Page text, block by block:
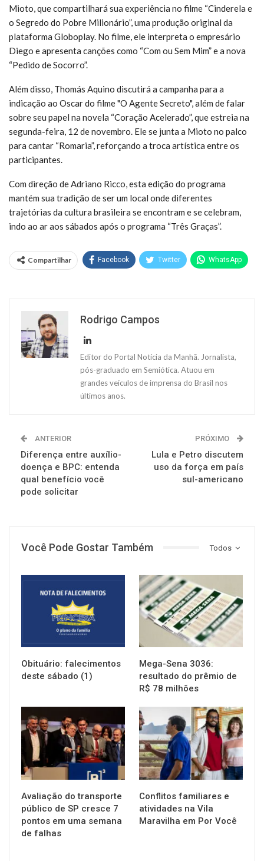
Mioto, que compartilhará sua experiência no filme “Cinderela e
o Segredo do Pobre Milionário”, uma produção original da
plataforma Globoplay. No filme, ele interpreta o empresário
Diego e apresenta canções como “Com ou Sem Mim” e a nova
“Pedido de Socorro”.
Além disso, Thomás Aquino discutirá a campanha para a
indicação ao Oscar do filme "O Agente Secreto", além de falar
sobre seu papel na novela “Coração Acelerado”, que estreia na
segunda-feira, 12 de novembro. Ele se junta a Mioto no palco
para cantar “Romaria”, reforçando a troca artística entre os
participantes.
Com direção de Adriano Ricco, esta edição do programa
mantém sua tradição de ser um local onde diferentes
trajetórias da cultura brasileira se encontram e se celebram,
indo ao ar aos sábados após o programa “Três Graças”.
Compartilhar Facebook Twitter WhatsApp
Rodrigo Campos
Editor do Portal Notícia da Manhã. Jornalista,
pós-graduado em Semiótica. Atuou em
grandes veículos de imprensa do Brasil nos
últimos anos.
ANTERIOR
Diferença entre auxílio-
doença e BPC: entenda
qual benefício você
pode solicitar
PRÓXIMO
Lula e Petro discutem
uso da força em país
sul-americano
Todos
Você Pode Gostar Também
Obituário: falecimentos
deste sábado (1)
NOTÍCIAS
Mega-Sena 3036:
resultado do prêmio de
R$ 78 milhões
NOTÍCIAS
Avaliação do transporte
público de SP cresce 7
pontos em uma semana
de falhas
NOTÍCIAS
Conflitos familiares e
atividades na Vila
Maravilha em Por Você